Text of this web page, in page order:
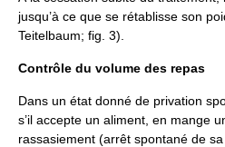
jusqu’à ce que se rétablisse son
Teitelbaum; fig. 3).
Contrôle du volume des repas
Dans un état donné de privation
s’il accepte un aliment, en mange
rassasiement (arrêt spontané de